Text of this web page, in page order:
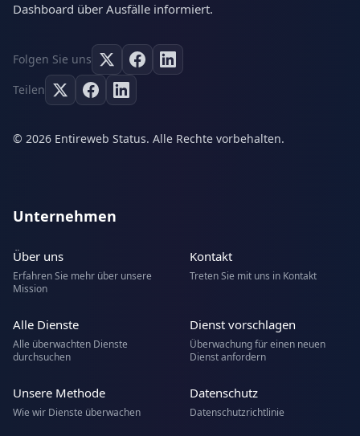
Dashboard über Ausfälle informiert.
Folgen Sie uns
Teilen
© 2026 Entireweb Status. Alle Rechte vorbehalten.
Unternehmen
Über uns
Erfahren Sie mehr über unsere
Mission
Kontakt
Treten Sie mit uns in Kontakt
Alle Dienste
Alle überwachten Dienste
durchsuchen
Dienst vorschlagen
Überwachung für einen neuen
Dienst anfordern
Unsere Methode
Wie wir Dienste überwachen
Datenschutz
Datenschutzrichtlinie